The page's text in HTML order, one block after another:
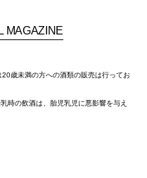
MAGAZINE
歳未満の方への酒類の販売は行ってお
時の飲酒は、胎児乳児に悪影響を与え